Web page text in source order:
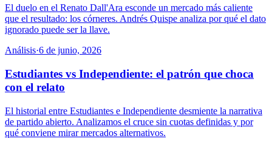
El duelo en el Renato Dall'Ara esconde un mercado más caliente
que el resultado: los córneres. Andrés Quispe analiza por qué el dato
ignorado puede ser la llave.
Análisis·6 de junio, 2026
Estudiantes vs Independiente: el patrón que choca
con el relato
El historial entre Estudiantes e Independiente desmiente la narrativa
de partido abierto. Analizamos el cruce sin cuotas definidas y por
qué conviene mirar mercados alternativos.